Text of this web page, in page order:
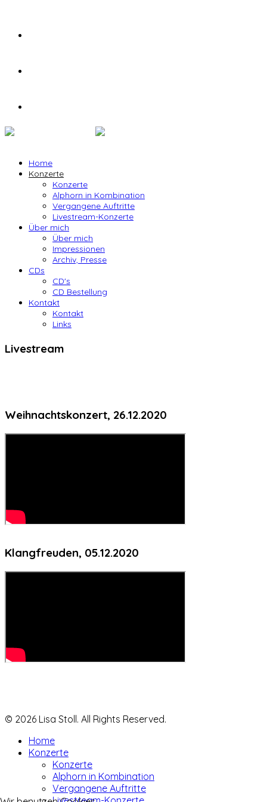
Home
Konzerte
Konzerte
Alphorn in Kombination
Vergangene Auftritte
Livestream-Konzerte
Über mich
Über mich
Impressionen
Archiv, Presse
CDs
CD's
CD Bestellung
Kontakt
Kontakt
Links
Livestream
Weihnachtskonzert, 26.12.2020
Klangfreuden, 05.12.2020
© 2026 Lisa Stoll. All Rights Reserved.
Home
Konzerte
Konzerte
Alphorn in Kombination
Vergangene Auftritte